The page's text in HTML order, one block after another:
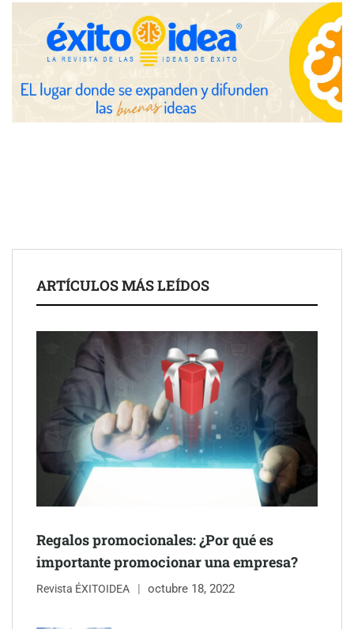
Zoomex mejora su Strategy Center con herramientas
avanzadas para trading estratégico
COMPALISS de LYSOTRIC: cuando un solo producto multiplica
las posibilidades del salón profesional
Schaeffler mejora su rentabilidad en el primer semestre de 2026
NOVA: innovación y diseño que transforman espacios de la
mano de Tormo Franquicias
ARTÍCULOS MÁS LEÍDOS
Regalos promocionales: ¿Por qué es
importante promocionar una empresa?
Revista ÉXITOIDEA octubre 18, 2022